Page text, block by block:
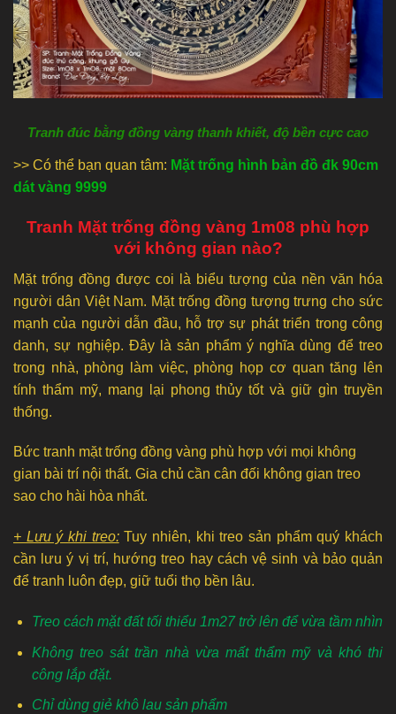
Tranh đúc bằng đồng vàng thanh khiết, độ bền cực cao
>> Có thể bạn quan tâm: Mặt trống hình bản đồ đk 90cm
dát vàng 9999
Tranh Mặt trống đồng vàng 1m08 phù hợp
với không gian nào?
Mặt trống đồng được coi là biểu tượng của nền văn hóa
người dân Việt Nam. Mặt trống đồng tượng trưng cho sức
mạnh của người dẫn đầu, hỗ trợ sự phát triển trong công
danh, sự nghiệp. Đây là sản phẩm ý nghĩa dùng để treo
trong nhà, phòng làm việc, phòng họp cơ quan tăng lên
tính thẩm mỹ, mang lại phong thủy tốt và giữ gìn truyền
thống.
Bức tranh mặt trống đồng vàng phù hợp với mọi không
gian bài trí nội thất. Gia chủ cần cân đối không gian treo
sao cho hài hòa nhất.
+ Lưu ý khi treo:Tuy nhiên, khi treo sản phẩm quý khách
cần lưu ý vị trí, hướng treo hay cách vệ sinh và bảo quản
để tranh luôn đẹp, giữ tuổi thọ bền lâu.
Treo cách mặt đất tối thiểu 1m27 trở lên để vừa tầm nhìn
Không treo sát trần nhà vừa mất thẩm mỹ và khó thi
công lắp đặt.
Chỉ dùng giẻ khô lau sản phẩm